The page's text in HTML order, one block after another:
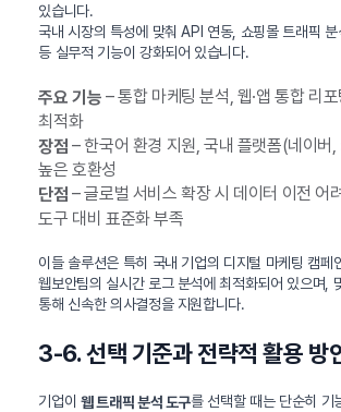
있습니다.
국내 시장의 특성에 맞춰 API 연동, 쇼핑몰 트래픽
등 실무적 기능이 강화되어 있습니다.
주요 기능 – 통합 마케팅 분석, 웹·앱 통합 리
최적화
장점 – 한국어 환경 지원, 국내 플랫폼(네이버,
높은 호환성
단점 – 글로벌 서비스 확장 시 데이터 이전 어
도구 대비 표준화 부족
이들 솔루션은 특히 국내 기업의 디지털 마케팅 캠페
웹보안팀의 실시간 로그 분석에 최적화되어 있으며,
통해 신속한 의사결정을 지원합니다.
3-6. 선택 기준과 전략적 활용 방
기업이 웹 트래픽 분석 도구를 선택할 때는 단순히 기